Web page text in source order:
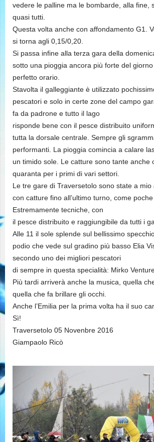
vedere le palline ma le bombarde, alla fine,
quasi tutti.
Questa volta anche con affondamento G1.
si torna agli 0,15/0,20.
Si passa infine alla terza gara della
sotto una pioggia ancora più forte del
perfetto orario.
Stavolta il galleggiante è utilizzato
pescatori e solo in certe zone del campo
fa da padrone e tutto il lago
risponde bene con il pesce distribuito
tutta la dorsale centrale. Sempre gli
performanti. La pioggia comincia a calare
un timido sole. Le catture sono tante anche
quaranta per i primi di vari settori.
Le tre gare di Traversetolo sono state a mio
con catture fino all’ultimo turno, come
Estremamente tecniche, con
il pesce distribuito e raggiungibile da tutti i
Alle 11 il sole splende sul bellissimo
podio che vede sul gradino più basso Elia
secondo uno dei migliori pescatori
di sempre in questa specialità: Mirko
Più tardi arriverà anche la musica, quella
quella che fa brillare gli occhi.
Anche l’Emilia per la prima volta ha il suo
Sì!
Traversetolo 05 Novenbre 2016
Giampaolo Ricò